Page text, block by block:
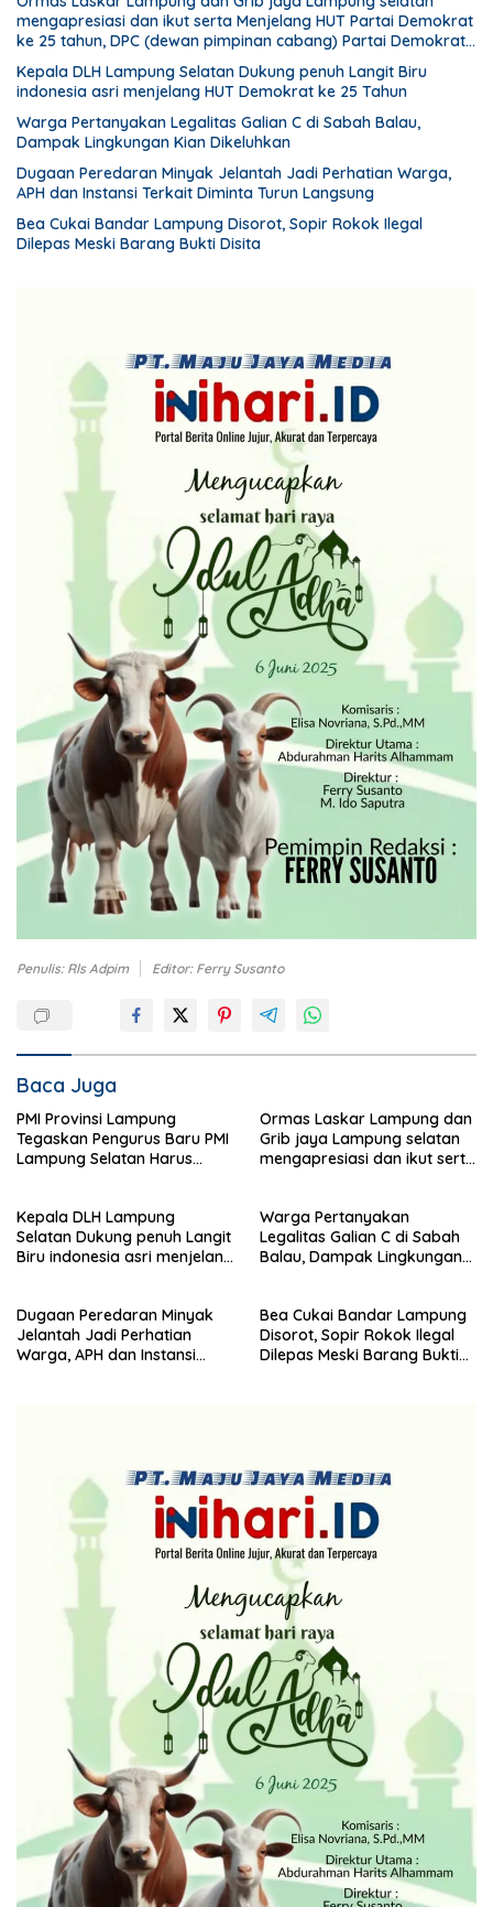
mengapresiasi dan ikut serta Menjelang HUT Partai Demokrat
ke 25 tahun, DPC (dewan pimpinan cabang) Partai Demokrat
Lampung Selatan gelar aksi bersih-bersih pantai dan
menanam pohon
Kepala DLH Lampung Selatan Dukung penuh Langit Biru
indonesia asri menjelang HUT Demokrat ke 25 Tahun
Warga Pertanyakan Legalitas Galian C di Sabah Balau,
Dampak Lingkungan Kian Dikeluhkan
Dugaan Peredaran Minyak Jelantah Jadi Perhatian Warga,
APH dan Instansi Terkait Diminta Turun Langsung
Bea Cukai Bandar Lampung Disorot, Sopir Rokok Ilegal
Dilepas Meski Barang Bukti Disita
Penulis: Rls Adpim Editor: Ferry Susanto
Baca Juga
PMI Provinsi Lampung
Tegaskan Pengurus Baru PMI
Lampung Selatan Harus
Ormas Laskar Lampung dan
Grib jaya Lampung selatan
mengapresiasi dan ikut serta
(dewan pimpinan cabang)
Partai Demokrat Lampung
Selatan gelar aksi bersih-
Kepala DLH Lampung
Selatan Dukung penuh Langit
Biru indonesia asri menjelang
Warga Pertanyakan
Legalitas Galian C di Sabah
Balau, Dampak Lingkungan
Dugaan Peredaran Minyak
Jelantah Jadi Perhatian
Warga, APH dan Instansi
Bea Cukai Bandar Lampung
Disorot, Sopir Rokok Ilegal
Dilepas Meski Barang Bukti